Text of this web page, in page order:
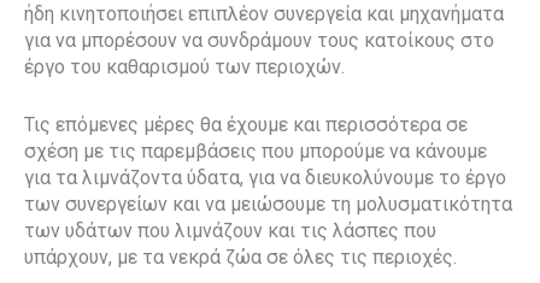
ήδη κινητοποιήσει επιπλέον συνεργεία και μηχανήματα
για να μπορέσουν να συνδράμουν τους κατοίκους στο
έργο του καθαρισμού των περιοχών.
Τις επόμενες μέρες θα έχουμε και περισσότερα σε
σχέση με τις παρεμβάσεις που μπορούμε να κάνουμε
για τα λιμνάζοντα ύδατα, για να διευκολύνουμε το έργο
των συνεργείων και να μειώσουμε τη μολυσματικότητα
των υδάτων που λιμνάζουν και τις λάσπες που
υπάρχουν, με τα νεκρά ζώα σε όλες τις περιοχές.